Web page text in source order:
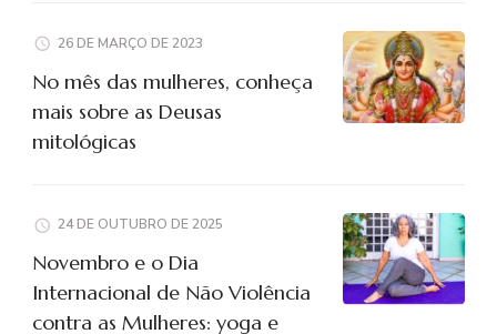
26 DE MARÇO DE 2023
No mês das mulheres, conheça
mais sobre as Deusas
mitológicas
24 DE OUTUBRO DE 2025
Novembro e o Dia
Internacional de Não Violência
contra as Mulheres: yoga e